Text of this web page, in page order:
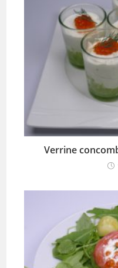
Verrine